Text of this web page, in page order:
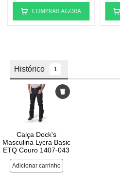
COMPRAR AGORA